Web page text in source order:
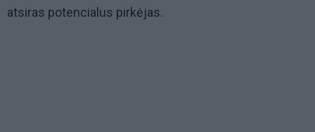
atsiras potencialus pirkėjas.